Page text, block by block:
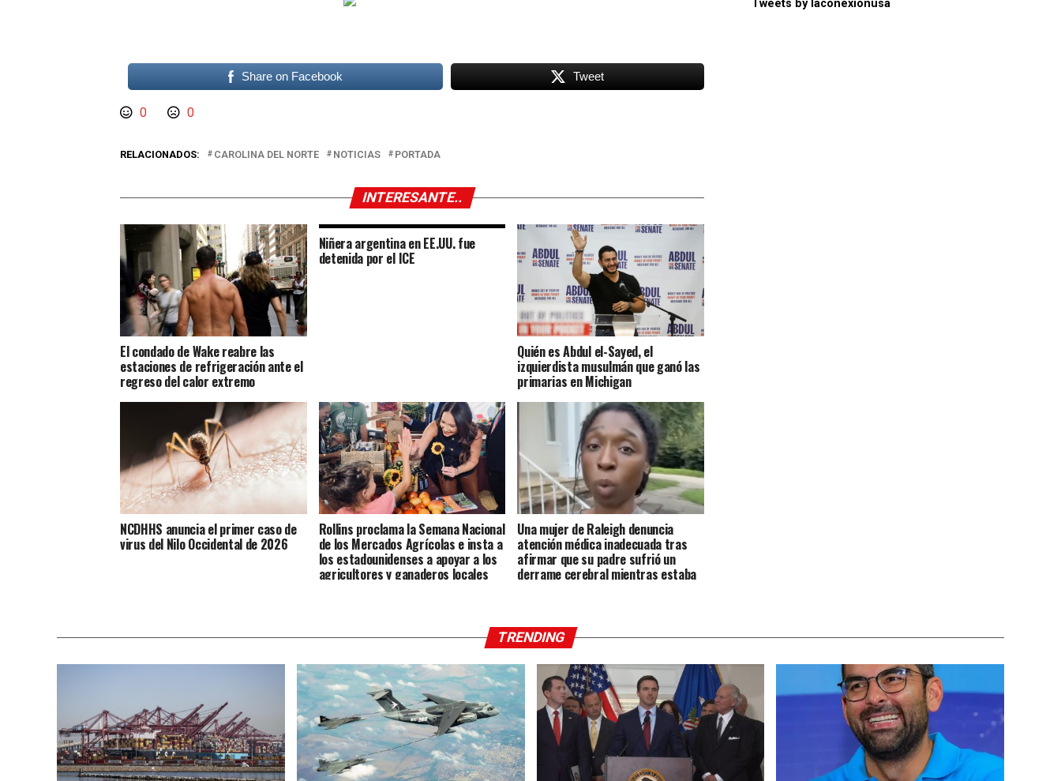
Share on Facebook Tweet
0 0
RELACIONADOS: CAROLINA DEL NORTE NOTICIAS PORTADA
INTERESANTE..
El condado de Wake reabre las
estaciones de refrigeración ante el
regreso del calor extremo
Niñera argentina en EE.UU. fue
detenida por el ICE
Quién es Abdul el-Sayed, el
izquierdista musulmán que ganó las
primarias en Michigan
NCDHHS anuncia el primer caso de
virus del Nilo Occidental de 2026
Rollins proclama la Semana Nacional
de los Mercados Agrícolas e insta a
los estadounidenses a apoyar a los
agricultores y ganaderos locales
Una mujer de Raleigh denuncia
atención médica inadecuada tras
afirmar que su padre sufrió un
derrame cerebral mientras estaba
Tweets by laconexionusa
TRENDING